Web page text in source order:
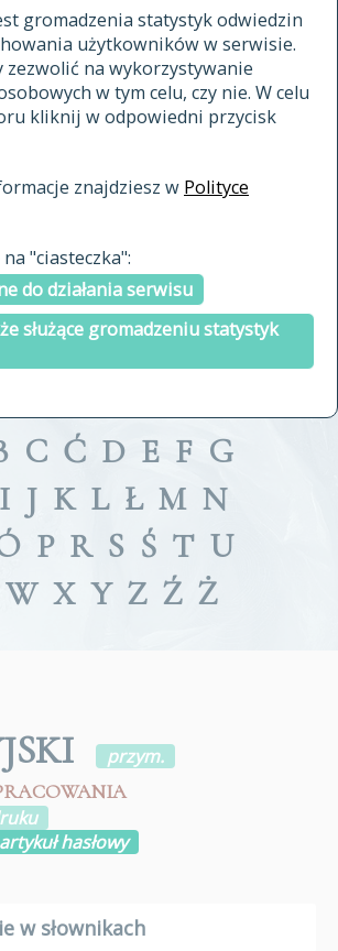
gromadzenia statystyk odwiedzin
użytkowników w serwisie.
zezwolić na wykorzystywanie
w tym celu, czy nie. W celu
kliknij w odpowiedni przycisk
znajdziesz w Polityce
"ciasteczka":
do działania serwisu
służące gromadzeniu statystyk
a fronte
a tergo
C Ć D E F G
I J K L Ł M N
P R S Ś T U
W X Y Z Ź Ż
przym.
hasłowy
w słownikach